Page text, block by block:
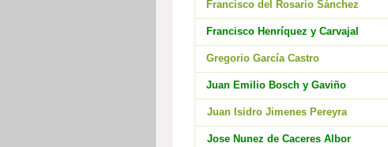
Francisco del Rosario Sánchez
Francisco Henríquez y Carvajal
Gregorio García Castro
Juan Emilio Bosch y Gaviño
Juan Isidro Jimenes Pereyra
Jose Nunez de Caceres Albor